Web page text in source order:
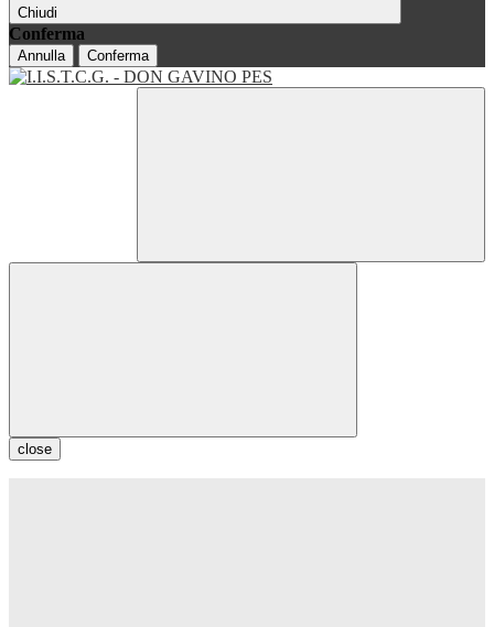
Chiudi
Conferma
Annulla Conferma
close